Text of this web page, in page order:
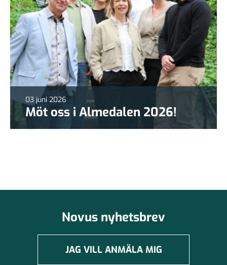
03 juni 2026
Möt oss i Almedalen 2026!
Novus nyhetsbrev
JAG VILL ANMÄLA MIG